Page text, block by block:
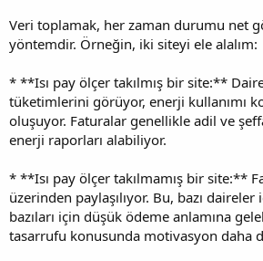
Veri toplamak, her zaman durumu net
yöntemdir. Örneğin, iki siteyi ele alalım:
* **Isı pay ölçer takılmış bir site:**
tüketimlerini görüyor, enerji kullanımı
oluşuyor. Faturalar genellikle adil ve
enerji raporları alabiliyor.
* **Isı pay ölçer takılmamış bir site:**
üzerinden paylaşılıyor. Bu, bazı
bazıları için düşük ödeme anlamına
tasarrufu konusunda motivasyon daha